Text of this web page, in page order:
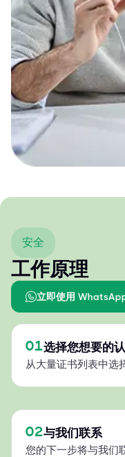
安全
工作原理
立即使用
01选择您想要的
从大量证书列表中选
02与我们联系
您的下一步将与我们